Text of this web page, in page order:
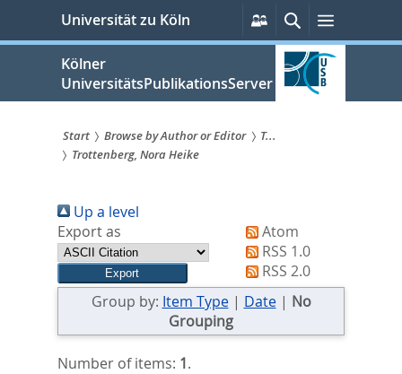
springen
Universität zu Köln
Persönliche
Services
SucheMenü
Kölner
UniversitätsPublikationsServer
Sie
sind
hier:
Start Browse by Author or Editor
T...
Trottenberg, Nora Heike
Up a level
Export as
Atom
RSS 1.0
RSS 2.0
Group by: Item Type| Date| No
Grouping
Number of items: 1.